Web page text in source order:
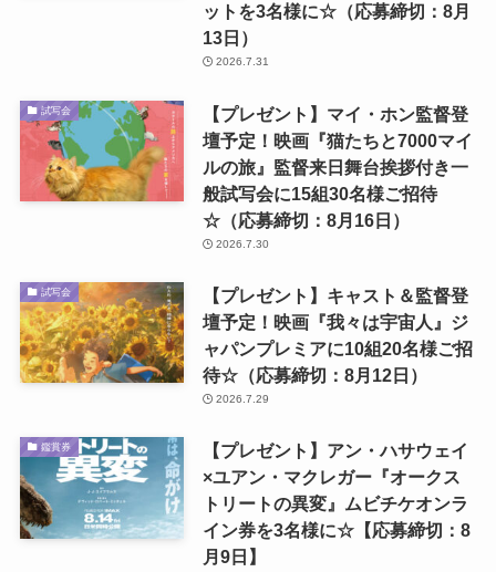
ットを3名様に☆（応募締切：8月
13日）
2026.7.31
試写会
【プレゼント】マイ・ホン監督登
壇予定！映画『猫たちと7000マイ
ルの旅』監督来日舞台挨拶付き一
般試写会に15組30名様ご招待
☆（応募締切：8月16日）
2026.7.30
試写会
【プレゼント】キャスト＆監督登
壇予定！映画『我々は宇宙人』ジ
ャパンプレミアに10組20名様ご招
待☆（応募締切：8月12日）
2026.7.29
鑑賞券
【プレゼント】アン・ハサウェイ
×ユアン・マクレガー『オークス
トリートの異変』ムビチケオンラ
イン券を3名様に☆【応募締切：8
月9日】